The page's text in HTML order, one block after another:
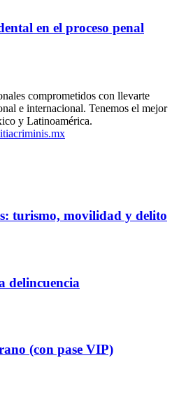
en el proceso penal
comprometidos con llevarte
e internacional. Tenemos el mejor
y Latinoamérica.
turismo, movilidad y delito
delincuencia
(con pase VIP)